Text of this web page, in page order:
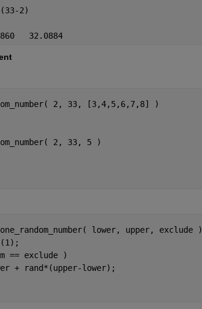
2)
32.0884
2, 33, [3,4,5,6,7,8] )
2, 33, 5 )
lower, upper, exclude )
== exclude )
+ rand*(upper-lower);